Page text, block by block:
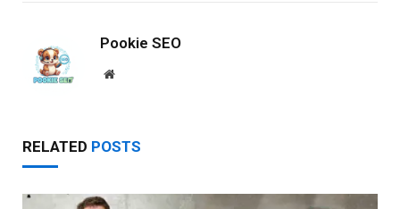
Pookie SEO
Website
RELATED POSTS